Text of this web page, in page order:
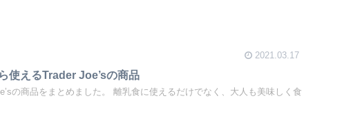
2021.03.17
使えるTrader Joe’sの商品
の商品をまとめました。 離乳食に使えるだけでなく、大人も美味しく食